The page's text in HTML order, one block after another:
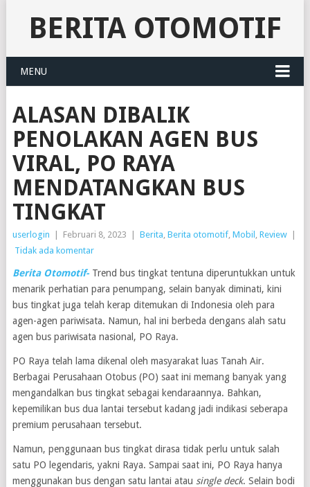
BERITA OTOMOTIF
MENU
ALASAN DIBALIK
PENOLAKAN AGEN BUS
VIRAL, PO RAYA
MENDATANGKAN BUS
TINGKAT
userlogin Februari 8, 2023 Berita, Berita otomotif, Mobil , Review
Tidak ada komentar
Berita Otomotif- Trend bus tingkat tentuna diperuntukkan untuk
menarik perhatian para penumpang, selain banyak diminati, kini
bus tingkat juga telah kerap ditemukan di Indonesia oleh para
agen-agen pariwisata. Namun, hal ini berbeda dengans alah satu
agen bus pariwisata nasional, PO Raya.
PO Raya telah lama dikenal oleh masyarakat luas Tanah Air.
Berbagai Perusahaan Otobus (PO) saat ini memang banyak yang
mengandalkan bus tingkat sebagai kendaraannya. Bahkan,
kepemilikan bus dua lantai tersebut kadang jadi indikasi seberapa
premium perusahaan tersebut.
Namun, penggunaan bus tingkat dirasa tidak perlu untuk salah
satu PO legendaris, yakni Raya. Sampai saat ini, PO Raya hanya
menggunakan bus dengan satu lantai atau single deck. Selain bodi